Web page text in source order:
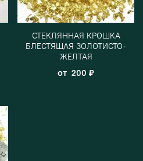
СТЕКЛЯННАЯ КРОШКА
БЛЕСТЯЩАЯ ЗОЛОТИСТО-
ЖЕЛТАЯ
от 200 ₽